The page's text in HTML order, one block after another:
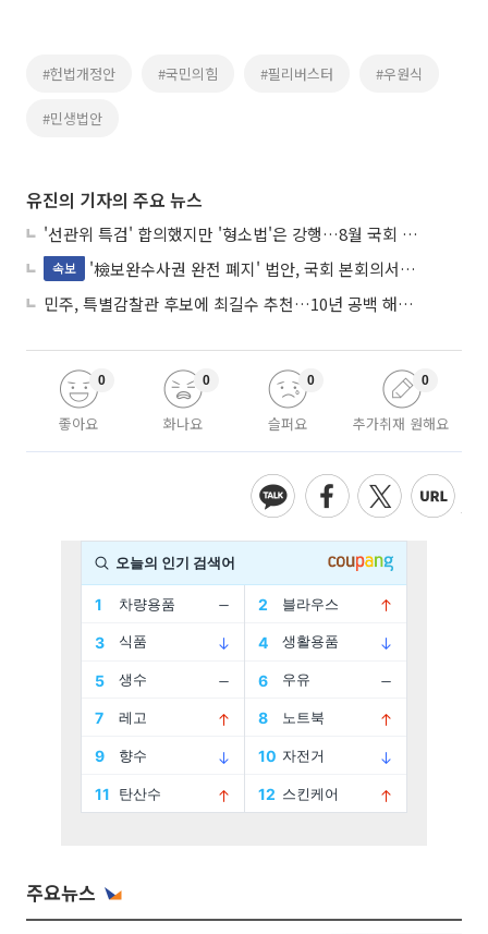
#헌법개정안 #국민의힘 #필리버스터 #우원식
#민생법안
유진의 기자의 주요 뉴스
'선관위 특검' 합의했지만 '형소법'은 강행…8월 국회 '입법 2차전' 예고
속보
'檢보완수사권 완전 폐지' 법안, 국회 본회의서 민주당 주도 통과
민주, 특별감찰관 후보에 최길수 추천…10년 공백 해소 속도
좋아요
0
화나요
0
슬퍼요
0
추가취재 원해요
0
주요뉴스